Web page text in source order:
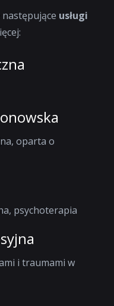
usługi
oparta o
psychoterapia
i traumami w